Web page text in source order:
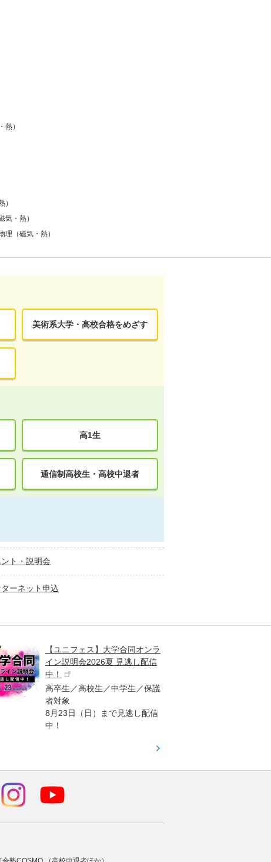
熱）
）
気・熱）
理（磁気・熱）
美術系大学・高校合格をめざす
高1生
通信制高校生・高校中退者
ト・説明会
ーネット申込
【ユニフェス】大学合同オンラ
イン説明会2026夏 見逃し配信
中！
高卒生／高校生／中学生／保護
者対象
8月23日（日）まで見逃し配信
中！